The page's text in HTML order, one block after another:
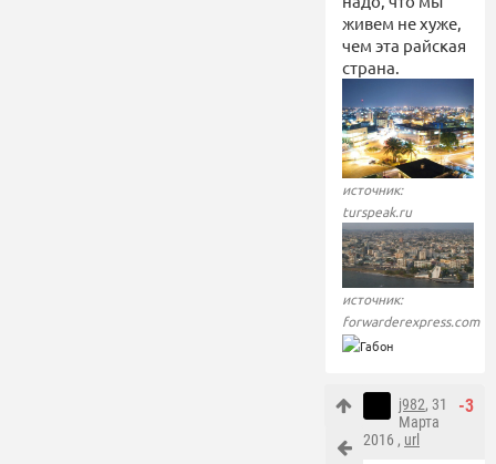
живем не хуже,
чем эта райская
страна.
источник:
turspeak.ru
источник:
forwarderexpress.com
-3
j982, 31
Марта
2016 , url